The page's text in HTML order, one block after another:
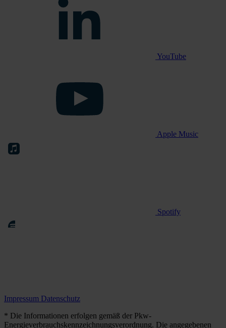
YouTube
Apple Music
Spotify
Impressum Datenschutz
* Die Informationen erfolgen gemäß der Pkw-
Energieverbrauchskennzeichnungsverordnung. Die angegebenen